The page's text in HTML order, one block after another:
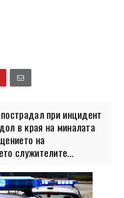
при инцидент
в края на миналата
на
служителите...